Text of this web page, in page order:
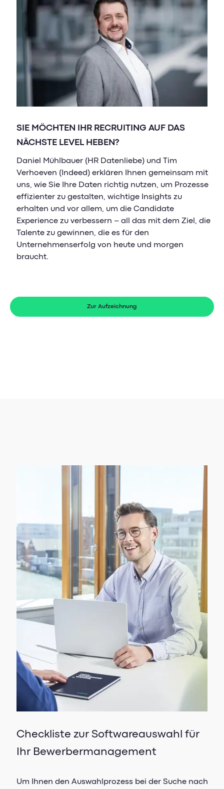
SIE MÖCHTEN IHR RECRUITING AUF DAS
NÄCHSTE LEVEL HEBEN?
Daniel Mühlbauer (HR Datenliebe) und Tim
Verhoeven (Indeed) erklären Ihnen gemeinsam mit
uns, wie Sie Ihre Daten richtig nutzen, um Prozesse
effizienter zu gestalten, wichtige Insights zu
erhalten und vor allem, um die Candidate
Experience zu verbessern – all das mit dem Ziel, die
Talente zu gewinnen, die es für den
Unternehmenserfolg von heute und morgen
braucht.
Zur Aufzeichnung
Checkliste zur Softwareauswahl für
Ihr Bewerbermanagement
Um Ihnen den Auswahlprozess bei der Suche nach